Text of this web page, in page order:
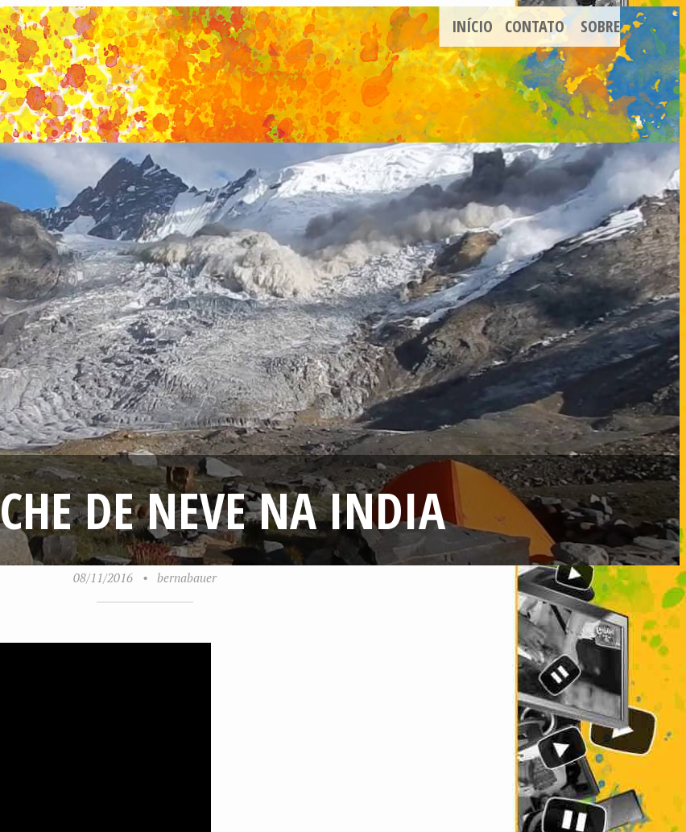
INÍCIO CONTATO SOBRE
DE NEVE NA INDIA
08/11/2016 • bernabauer